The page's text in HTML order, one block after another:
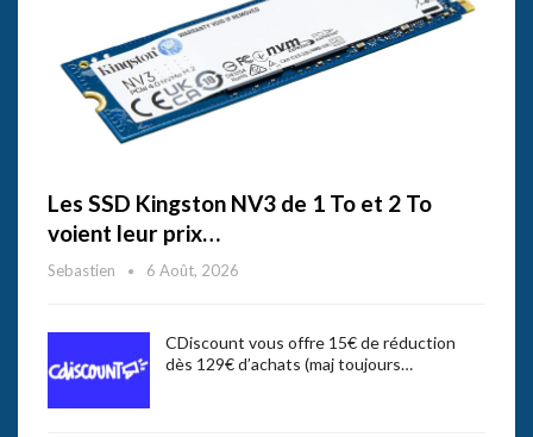
Les SSD Kingston NV3 de 1 To et 2 To
voient leur prix…
Sebastien 6 Août, 2026
CDiscount vous offre 15€ de réduction
dès 129€ d’achats (maj toujours…